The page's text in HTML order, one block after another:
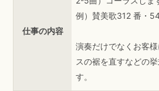
仕事の内容
例）賛美歌312 番・
演奏だけでなくお客
スの裾を直すなどの
す。